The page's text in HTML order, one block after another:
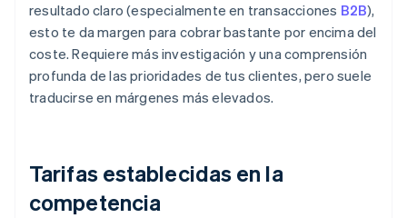
resultado claro (especialmente en transacciones B2B),
esto te da margen para cobrar bastante por encima del
coste. Requiere más investigación y una comprensión
profunda de las prioridades de tus clientes, pero suele
traducirse en márgenes más elevados.
Tarifas establecidas en la
competencia